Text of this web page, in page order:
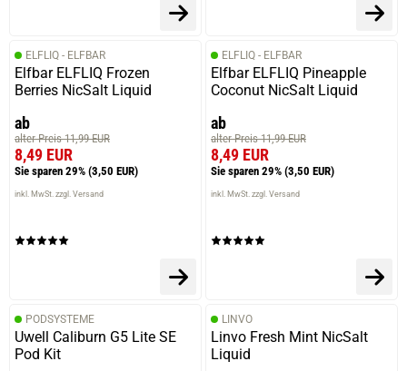
ELFLIQ - ELFBAR
Elfbar ELFLIQ Frozen
Berries NicSalt Liquid
ab
alter Preis 11,99 EUR
8,49 EUR
Sie sparen 29% (3,50 EUR)
inkl. MwSt. zzgl. Versand
ELFLIQ - ELFBAR
Elfbar ELFLIQ Pineapple
Coconut NicSalt Liquid
ab
alter Preis 11,99 EUR
8,49 EUR
Sie sparen 29% (3,50 EUR)
inkl. MwSt. zzgl. Versand
PODSYSTEME
Uwell Caliburn G5 Lite SE
Pod Kit
LINVO
Linvo Fresh Mint NicSalt
Liquid